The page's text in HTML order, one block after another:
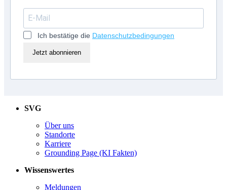
Ich bestätige die Datenschutzbedingungen
Jetzt abonnieren
SVG
Über uns
Standorte
Karriere
Grounding Page (KI Fakten)
Wissenswertes
Meldungen